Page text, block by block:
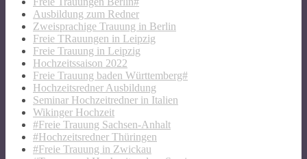
Ausbildung zum Redner
Zweisprachige Trauung in Berlin
Freie TRauungen in Leipzig
Freie Trauung in Leipzig
Hochzeitssaison 2022
Freie Trauung baden Württemberg#
Hochzeitsredner Ausbildung
Seminar Hochzeitredner in Italien
Wikinger Hochzeit
#Freie Trauung Sachsen-Anhalt
#Hochzeitsredner Thüringen
#Freie Trauung in Zwickau